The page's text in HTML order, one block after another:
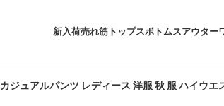
新入荷売れ筋トップスボトムスアウター
カジュアルパンツ レディース 洋服 秋 服 ハイウ